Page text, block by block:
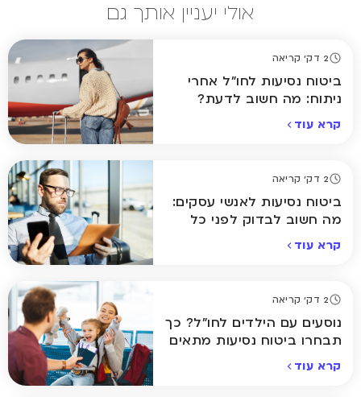
אולי יעניין אותך גם
2 דק' קריאה
ביטוח נסיעות לחו"ל אחרי
ניתוח: מה חשוב לדעת?
קרא עוד
2 דק' קריאה
ביטוח נסיעות לאנשי עסקים:
מה חשוב לבדוק לפני כל
קרא עוד
2 דק' קריאה
נוסעים עם הילדים לחו"ל? כך
תבחרו ביטוח נסיעות מתאים
קרא עוד